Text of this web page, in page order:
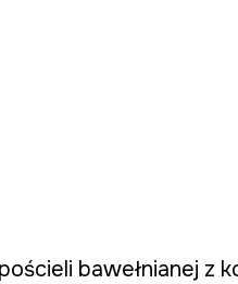
bawełnianej z